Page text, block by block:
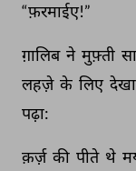
“फ़रमाईए!”
ग़ालिब ने मुफ़्ती
लहज़े के लिए देखा
पढ़ा:
क़र्ज़ की पीते थे